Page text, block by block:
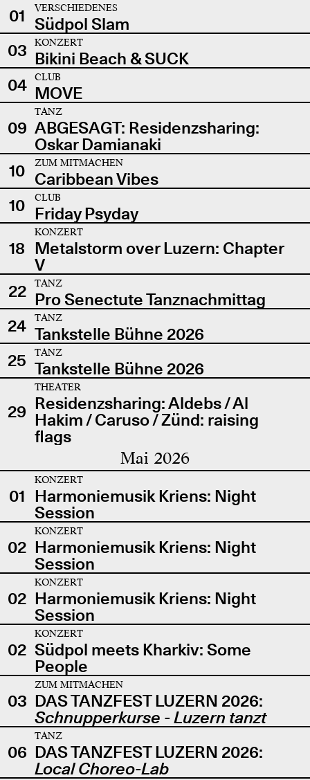
01
VERSCHIEDENES
Südpol Slam
03
KONZERT
Bikini Beach & SUCK
04
CLUB
MOVE
09
TANZ
ABGESAGT: Residenzsharing:
Oskar Damianaki
10
ZUM MITMACHEN
Caribbean Vibes
10
CLUB
Friday Psyday
18
KONZERT
Metalstorm over Luzern: Chapter
V
22
TANZ
Pro Senectute Tanznachmittag
24
TANZ
Tankstelle Bühne 2026
25
TANZ
Tankstelle Bühne 2026
29
THEATER
Residenzsharing: Aldebs / Al
Hakim / Caruso / Zünd: raising
flags
Mai 2026
01
KONZERT
Harmoniemusik Kriens: Night
Session
02
KONZERT
Harmoniemusik Kriens: Night
Session
02
KONZERT
Harmoniemusik Kriens: Night
Session
02
KONZERT
Südpol meets Kharkiv: Some
People
03
ZUM MITMACHEN
DAS TANZFEST LUZERN 2026:
Schnupperkurse - Luzern tanzt
06
TANZ
DAS TANZFEST LUZERN 2026:
Local Choreo-Lab